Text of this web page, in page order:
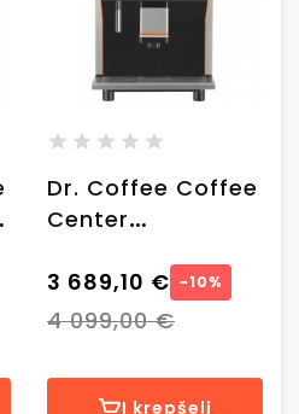
Dr. Coffee Coffee
Center
kavos aparatas
3 689,10 € −10%
4 099,00 €
Į krepšelį